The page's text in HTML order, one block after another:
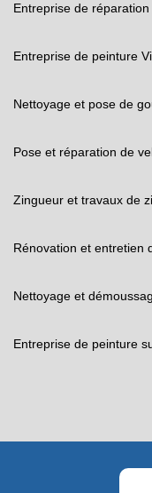
Entreprise de
Entreprise de peinture
Nettoyage et pose de
Pose et réparation de
Zingueur et travaux de
Rénovation et entretien
Nettoyage et
Entreprise de peinture